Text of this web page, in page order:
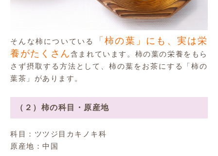
そんな柿についている
「柿の葉」にも、実は栄
養がたくさん 含まれています。柿の葉の栄養をもら
さず摂取する方法として、柿の葉をお茶にする「柿の
葉茶」があります。
（２）柿の科目・原産地
科目：ツツジ目カキノキ科
原産地：中国